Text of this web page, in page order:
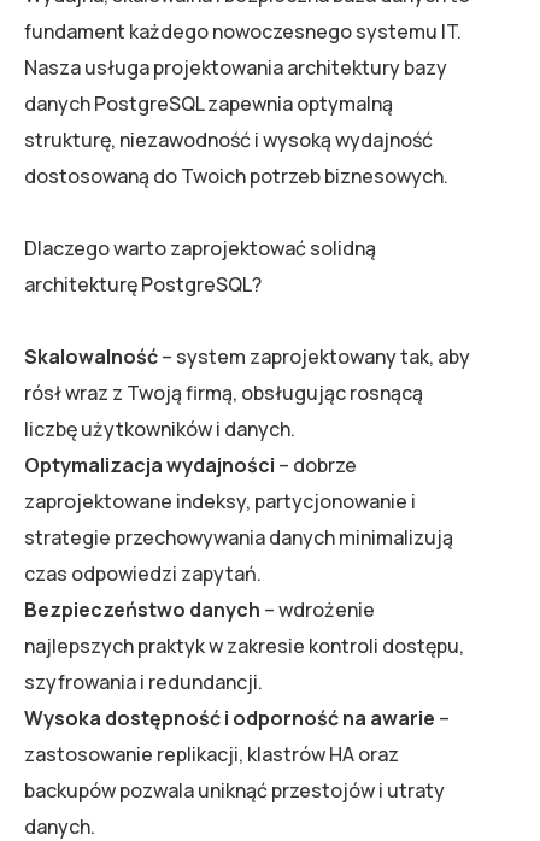
fundament każdego nowoczesnego systemu IT.
Nasza usługa projektowania architektury bazy
danych PostgreSQL zapewnia optymalną
strukturę, niezawodność i wysoką wydajność
dostosowaną do Twoich potrzeb biznesowych.
Dlaczego warto zaprojektować solidną
architekturę PostgreSQL?
Skalowalność– system zaprojektowany tak, aby
rósł wraz z Twoją firmą, obsługując rosnącą
liczbę użytkowników i danych.
Optymalizacja wydajności – dobrze
zaprojektowane indeksy, partycjonowanie i
strategie przechowywania danych minimalizują
czas odpowiedzi zapytań.
Bezpieczeństwo danych – wdrożenie
najlepszych praktyk w zakresie kontroli dostępu,
szyfrowania i redundancji.
Wysoka dostępność i odporność na awarie –
zastosowanie replikacji, klastrów HA oraz
backupów pozwala uniknąć przestojów i utraty
danych.